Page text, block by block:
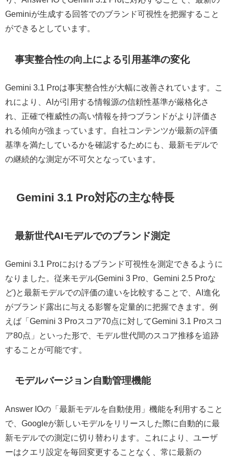
Geminiが生成する回答でのブランド可視性を把握すること
ができるとしています。
事実整合性の向上による引用基準の変化
Gemini 3.1 Proは事実整合性が大幅に改善されています。こ
れにより、AIが引用する情報源の信頼性基準が厳格化さ
れ、正確で権威性の高い情報を持つブランドがより評価さ
れる傾向が強まっています。自社コンテンツが最新の評価
基準を満たしているかを確認するためにも、最新モデルで
の継続的な測定が不可欠となっています。
Gemini 3.1 Pro対応の主な特長
最新世代AIモデルでのブランド測定
Gemini 3.1 Proにおけるブランド可視性を測定できるように
なりました。従来モデル(Gemini 3 Pro、Gemini 2.5 Proな
ど)と最新モデルでの評価の違いを比較することで、AI進化
がブランド露出に与える影響を定量的に把握できます。例
えば「Gemini 3 Proスコア70点に対してGemini 3.1 Proスコ
ア80点」といった形で、モデル世代間のスコア推移を追跡
することが可能です。
モデルバージョン自動管理機能
Answer IOの「最新モデルを自動使用」機能を利用すること
で、Googleが新しいモデルをリリースした際に自動的に最
新モデルでの測定に切り替わります。これにより、ユーザ
ーはクエリ設定を毎回変更することなく、常に最新の